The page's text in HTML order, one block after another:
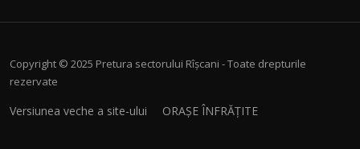
Copyright © 2025 Pretura sectorului Rîșcani - Toate drepturile
rezervate
Versiunea veche a site-ului ORAȘE ÎNFRĂȚITE